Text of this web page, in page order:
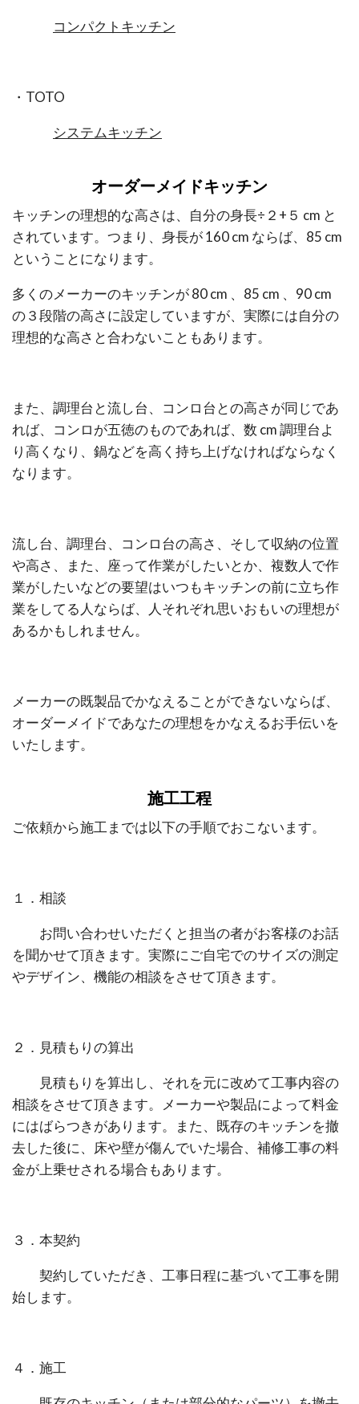
コンパクトキッチン
・TOTO
システムキッチン
オーダーメイドキッチン
キッチンの理想的な高さは、自分の身長÷２+５ cm と
されています。つまり、身長が 160 cm ならば、85 cm
ということになります。
多くのメーカーのキッチンが 80 cm 、85 cm 、90 cm
の３段階の高さに設定していますが、実際には自分の
理想的な高さと合わないこともあります。
また、調理台と流し台、コンロ台との高さが同じであ
れば、コンロが五徳のものであれば、数 cm 調理台よ
り高くなり、鍋などを高く持ち上げなければならなく
なります。
流し台、調理台、コンロ台の高さ、そして収納の位置
や高さ、また、座って作業がしたいとか、複数人で作
業がしたいなどの要望はいつもキッチンの前に立ち作
業をしてる人ならば、人それぞれ思いおもいの理想が
あるかもしれません。
メーカーの既製品でかなえることができないならば、
オーダーメイドであなたの理想をかなえるお手伝いを
いたします。
施工工程
ご依頼から施工までは以下の手順でおこないます。
１．相談
お問い合わせいただくと担当の者がお客様のお話
を聞かせて頂きます。実際にご自宅でのサイズの測定
やデザイン、機能の相談をさせて頂きます。
２．見積もりの算出
見積もりを算出し、それを元に改めて工事内容の
相談をさせて頂きます。メーカーや製品によって料金
にはばらつきがあります。また、既存のキッチンを撤
去した後に、床や壁が傷んでいた場合、補修工事の料
金が上乗せされる場合もあります。
３．本契約
契約していただき、工事日程に基づいて工事を開
始します。
４．施工